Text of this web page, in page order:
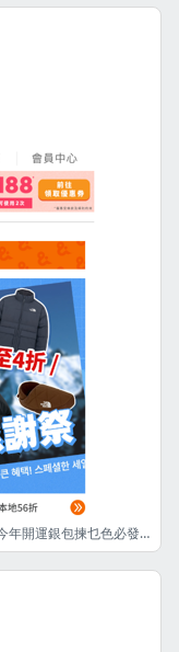
韓國TNF➕StandOil感謝祭🔥新年風水學教室：今年開運銀包揀乜色必發達🤑🧧?